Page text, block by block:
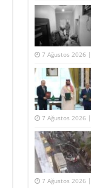
7 Ağustos 2026
7 Ağustos 2026
7 Ağustos 2026